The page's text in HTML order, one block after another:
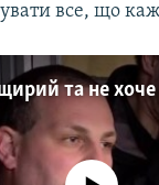
все, що
source